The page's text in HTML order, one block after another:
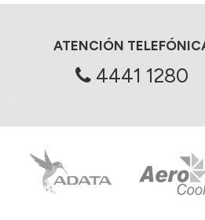
ATENCIÓN
4441 1280